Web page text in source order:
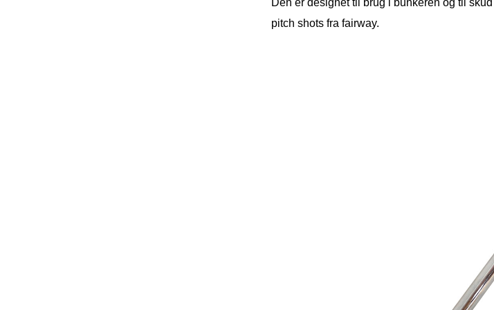
Den er designet til brug i bunkeren og til
pitch shots fra fairway.